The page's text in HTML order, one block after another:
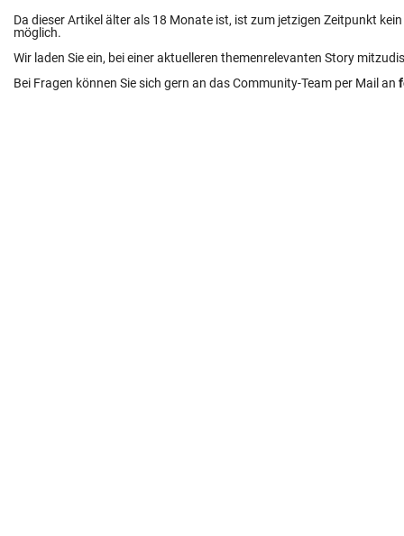
Da dieser Artikel älter als 18 Monate ist, ist zum jetzigen Zeitpunkt
möglich.
Wir laden Sie ein, bei einer aktuelleren themenrelevanten Story
Bei Fragen können Sie sich gern an das Community-Team per Mail an